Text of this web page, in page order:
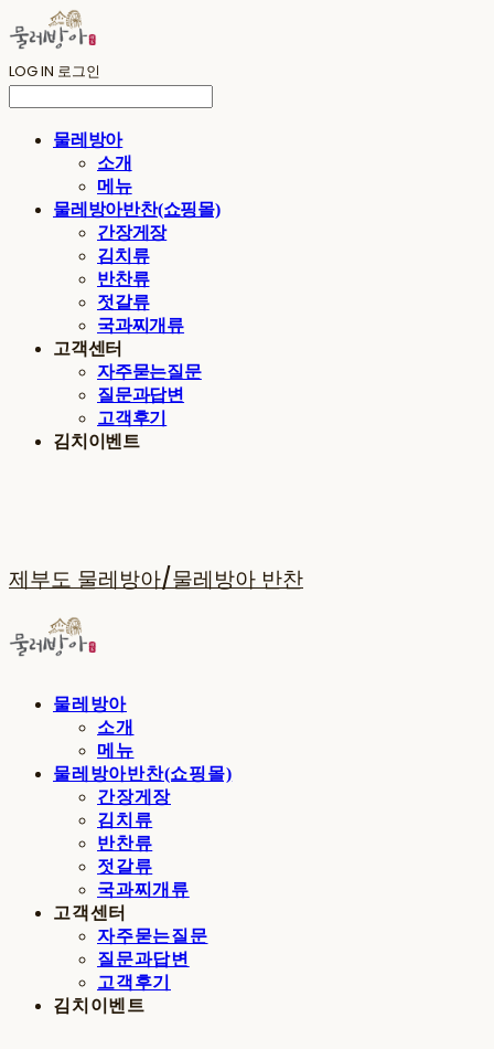
LOG IN 로그인
물레방아
소개
메뉴
물레방아반찬(쇼핑몰)
간장게장
김치류
반찬류
젓갈류
국과찌개류
고객센터
자주묻는질문
질문과답변
고객후기
김치이벤트
제부도 물레방아/물레방아 반찬
물레방아
소개
메뉴
물레방아반찬(쇼핑몰)
간장게장
김치류
반찬류
젓갈류
국과찌개류
고객센터
자주묻는질문
질문과답변
고객후기
김치이벤트